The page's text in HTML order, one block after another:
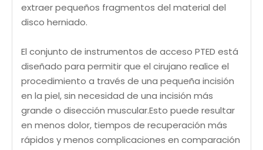
extraer pequeños fragmentos del material del
disco herniado.
El conjunto de instrumentos de acceso PTED está
diseñado para permitir que el cirujano realice el
procedimiento a través de una pequeña incisión
en la piel, sin necesidad de una incisión más
grande o disección muscular.Esto puede resultar
en menos dolor, tiempos de recuperación más
rápidos y menos complicaciones en comparación